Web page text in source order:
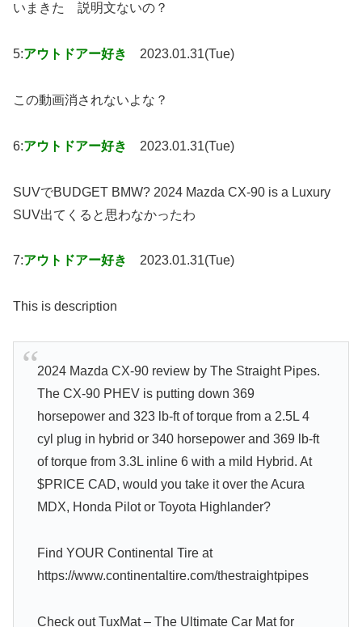
いまきた 説明文ないの？
5:アウトドアー好き 2023.01.31(Tue)
この動画消されないよな？
6:アウトドアー好き 2023.01.31(Tue)
SUVでBUDGET BMW? 2024 Mazda CX-90 is a Luxury
SUV出てくると思わなかったわ
7:アウトドアー好き 2023.01.31(Tue)
This is description
2024 Mazda CX-90 review by The Straight Pipes.
The CX-90 PHEV is putting down 369
horsepower and 323 lb-ft of torque from a 2.5L 4
cyl plug in hybrid or 340 horsepower and 369 lb-ft
of torque from 3.3L inline 6 with a mild Hybrid. At
$PRICE CAD, would you take it over the Acura
MDX, Honda Pilot or Toyota Highlander?
Find YOUR Continental Tire at
https://www.continentaltire.com/thestraightpipes
Check out TuxMat – The Ultimate Car Mat for